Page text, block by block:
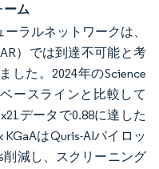
ーム
ラルネットワークは、
）では到達不可能と考
した。2024年のScience
ースラインと比較して
データで0.88に達した
はQuris-AIパイロッ
削減し、スクリーニング